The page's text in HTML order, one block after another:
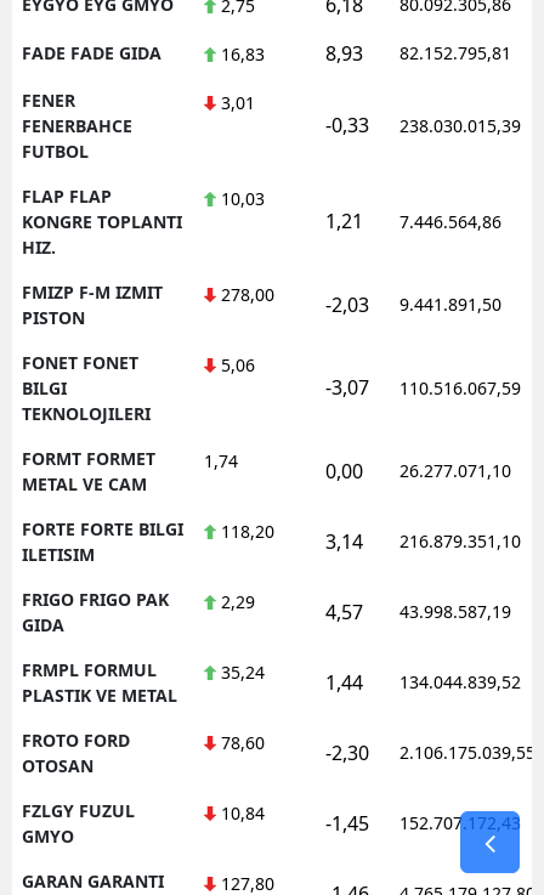
2,75
FADE FADE GIDA 16,83 8,93 82.152.795,81
FENER
FENERBAHCE
FUTBOL
3,01
-0,33 238.030.015,39
FLAP FLAP
KONGRE TOPLANTI
HIZ.
10,03
1,21 7.446.564,86
FMIZP F-M IZMIT
PISTON
278,00 -2,03 9.441.891,50
FONET FONET
BILGI
TEKNOLOJILERI
5,06
-3,07 110.516.067,59
FORMT FORMET
METAL VE CAM
1,74 0,00 26.277.071,10
FORTE FORTE BILGI
ILETISIM
118,20 3,14 216.879.351,10
FRIGO FRIGO PAK
GIDA
2,29 4,57 43.998.587,19
FRMPL FORMUL
PLASTIK VE METAL
35,24 1,44 134.044.839,52
FROTO FORD
OTOSAN
78,60 -2,30 2.106.175.039,55
FZLGY FUZUL
GMYO
10,84 -1,45 152.707.172,43
GARAN GARANTI
127,80